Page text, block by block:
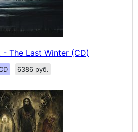
The Last Winter (CD)
6386 руб.